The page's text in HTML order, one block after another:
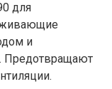
для
и
Предотвращают